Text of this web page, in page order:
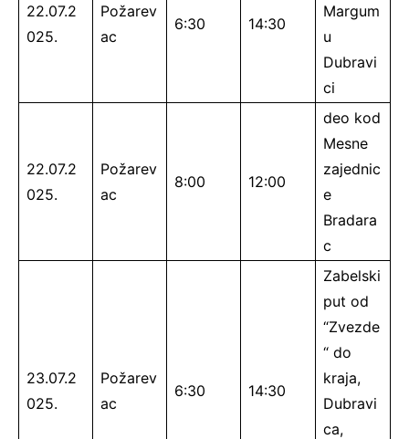
22.07.2
025.
Požarev
ac
6:30 14:30
Margum
u
Dubravi
ci
22.07.2
025.
Požarev
ac
8:00 12:00
deo kod
Mesne
zajednic
e
Bradara
c
23.07.2
025.
Požarev
ac
6:30 14:30
Zabelski
put od
“Zvezde
“ do
kraja,
Dubravi
ca,